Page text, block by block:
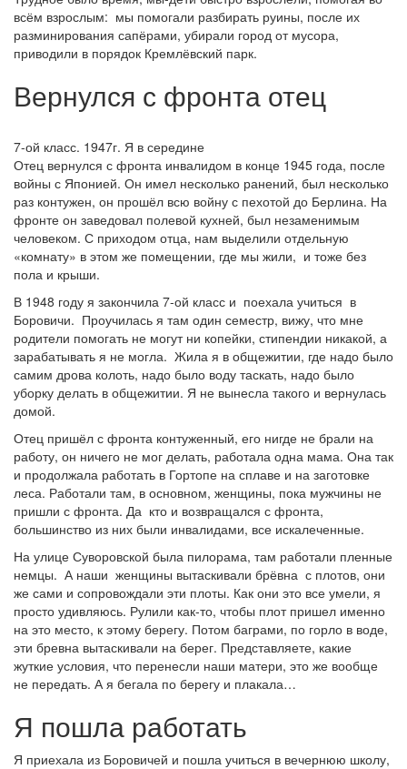
всём взрослым: мы помогали разбирать руины, после их
разминирования сапёрами, убирали город от мусора,
приводили в порядок Кремлёвский парк.
Вернулся с фронта отец
7-ой класс. 1947г. Я в середине
Отец вернулся с фронта инвалидом в конце 1945 года, после
войны с Японией. Он имел несколько ранений, был несколько
раз контужен, он прошёл всю войну с пехотой до Берлина. На
фронте он заведовал полевой кухней, был незаменимым
человеком. С приходом отца, нам выделили отдельную
«комнату» в этом же помещении, где мы жили, и тоже без
пола и крыши.
В 1948 году я закончила 7-ой класс и поехала учиться в
Боровичи. Проучилась я там один семестр, вижу, что мне
родители помогать не могут ни копейки, стипендии никакой, а
зарабатывать я не могла. Жила я в общежитии, где надо было
самим дрова колоть, надо было воду таскать, надо было
уборку делать в общежитии. Я не вынесла такого и вернулась
домой.
Отец пришёл с фронта контуженный, его нигде не брали на
работу, он ничего не мог делать, работала одна мама. Она так
и продолжала работать в Гортопе на сплаве и на заготовке
леса. Работали там, в основном, женщины, пока мужчины не
пришли с фронта. Да кто и возвращался с фронта,
большинство из них были инвалидами, все искалеченные.
На улице Суворовской была пилорама, там работали пленные
немцы. А наши женщины вытаскивали брёвна с плотов, они
же сами и сопровождали эти плоты. Как они это все умели, я
просто удивляюсь. Рулили как-то, чтобы плот пришел именно
на это место, к этому берегу. Потом баграми, по горло в воде,
эти бревна вытаскивали на берег. Представляете, какие
жуткие условия, что перенесли наши матери, это же вообще
не передать. А я бегала по берегу и плакала…
Я пошла работать
Я приехала из Боровичей и пошла учиться в вечернюю школу,